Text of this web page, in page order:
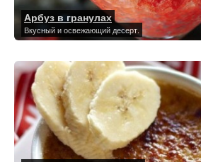
Арбуз в гранулах
Вкусный и освежающий десерт.